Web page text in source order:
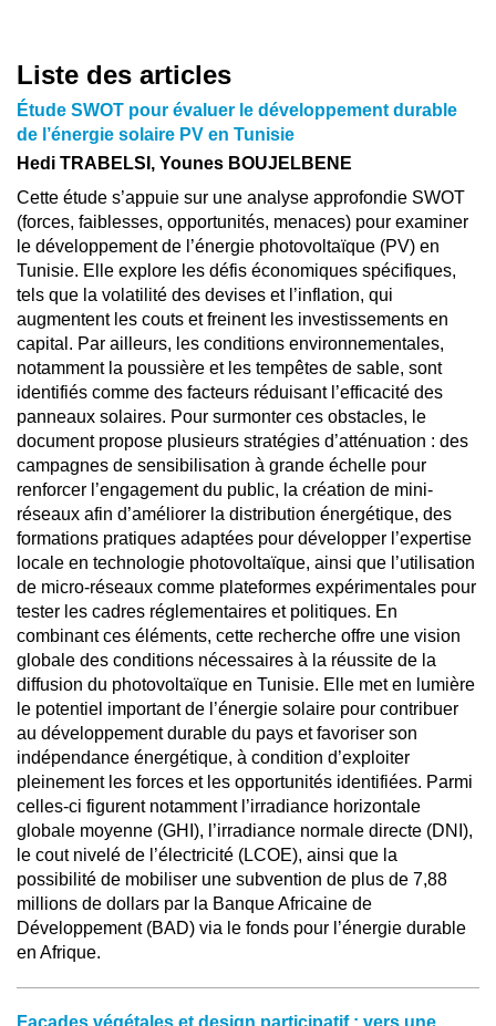
Liste des articles
Étude SWOT pour évaluer le développement durable
de l’énergie solaire PV en Tunisie
Hedi TRABELSI, Younes BOUJELBENE
Cette étude s’appuie sur une analyse approfondie SWOT
(forces, faiblesses, opportunités, menaces) pour examiner
le développement de l’énergie photovoltaïque (PV) en
Tunisie. Elle explore les défis économiques spécifiques,
tels que la volatilité des devises et l’inflation, qui
augmentent les couts et freinent les investissements en
capital. Par ailleurs, les conditions environnementales,
notamment la poussière et les tempêtes de sable, sont
identifiés comme des facteurs réduisant l’efficacité des
panneaux solaires. Pour surmonter ces obstacles, le
document propose plusieurs stratégies d’atténuation : des
campagnes de sensibilisation à grande échelle pour
renforcer l’engagement du public, la création de mini-
réseaux afin d’améliorer la distribution énergétique, des
formations pratiques adaptées pour développer l’expertise
locale en technologie photovoltaïque, ainsi que l’utilisation
de micro-réseaux comme plateformes expérimentales pour
tester les cadres réglementaires et politiques. En
combinant ces éléments, cette recherche offre une vision
globale des conditions nécessaires à la réussite de la
diffusion du photovoltaïque en Tunisie. Elle met en lumière
le potentiel important de l’énergie solaire pour contribuer
au développement durable du pays et favoriser son
indépendance énergétique, à condition d’exploiter
pleinement les forces et les opportunités identifiées. Parmi
celles-ci figurent notamment l’irradiance horizontale
globale moyenne (GHI), l’irradiance normale directe (DNI),
le cout nivelé de l’électricité (LCOE), ainsi que la
possibilité de mobiliser une subvention de plus de 7,88
millions de dollars par la Banque Africaine de
Développement (BAD) via le fonds pour l’énergie durable
en Afrique.
Façades végétales et design participatif : vers une